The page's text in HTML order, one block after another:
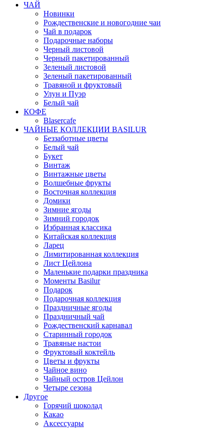
ЧАЙ
Новинки
Рождественские и новогодние чаи
Чай в подарок
Подарочные наборы
Черный листовой
Черный пакетированный
Зеленый листовой
Зеленый пакетированный
Травяной и фруктовый
Улун и Пуэр
Белый чай
КОФЕ
Blasercafe
ЧАЙНЫЕ КОЛЛЕКЦИИ BASILUR
Беззаботные цветы
Белый чай
Букет
Винтаж
Винтажные цветы
Волшебные фрукты
Восточная коллекция
Домики
Зимние ягоды
Зимний городок
Избранная классика
Китайская коллекция
Ларец
Лимитированная коллекция
Лист Цейлона
Маленькие подарки праздника
Моменты Basilur
Подарок
Подарочная коллекция
Праздничные ягоды
Праздничный чай
Рождественский карнавал
Старинный городок
Травяные настои
Фруктовый коктейль
Цветы и фрукты
Чайное вино
Чайный остров Цейлон
Четыре сезона
Другое
Горячий шоколад
Какао
Аксессуары